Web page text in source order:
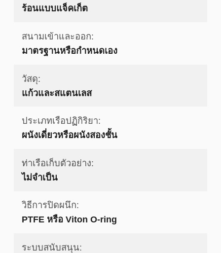
ร้อนแบบแจ็คเก็ต
สนามเข้าและออก:
มาตรฐานหรือกำหนดเอง
วัสดุ:
แก้วและสแตนเลส
ประเภทเรือปฏิกิริยา:
ผนังเดี่ยวหรือผนังสองชั้น
ท่าเรือเก็บตัวอย่าง:
ไม่จําเป็น
วิธีการปิดผนึก:
PTFE หรือ Viton O-ring
ระบบสนับสนุน: